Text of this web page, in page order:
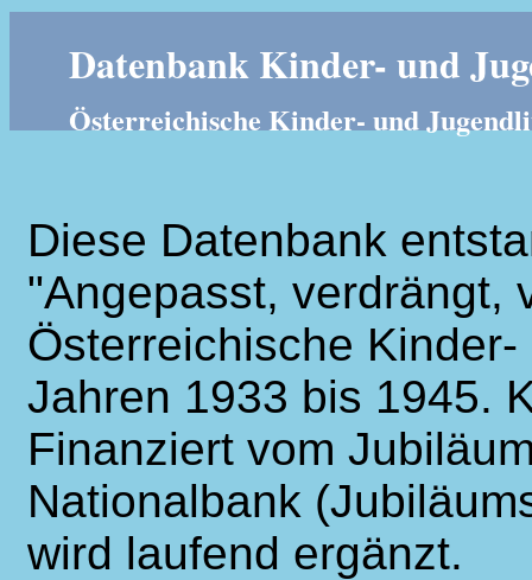
Datenbank Kinder- und
Österreichische Kinder- und
Diese Datenbank
"Angepasst, verdrängt,
Österreichische
Jahren 1933 bis 1945.
Finanziert vom
Nationalbank
wird laufend ergänzt.